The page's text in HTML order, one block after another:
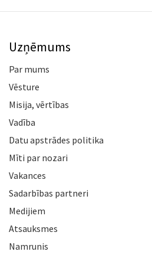
Uzņēmums
Par mums
Vēsture
Misija, vērtības
Vadība
Datu apstrādes politika
Mīti par nozari
Vakances
Sadarbības partneri
Medijiem
Atsauksmes
Namrunis